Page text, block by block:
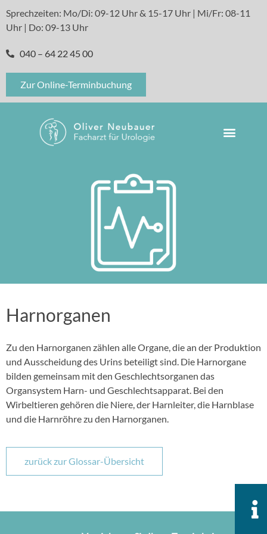
Sprechzeiten: Mo/Di: 09-12 Uhr & 15-17 Uhr | Mi/Fr: 08-11
Uhr | Do: 09-13 Uhr
040 – 64 22 45 00
Zur Online-Terminbuchung
Harnorganen
Zu den Harnorganen zählen alle Organe, die an der Produktion
und Ausscheidung des Urins beteiligt sind. Die Harnorgane
bilden gemeinsam mit den Geschlechtsorganen das
Organsystem Harn- und Geschlechtsapparat. Bei den
Wirbeltieren gehören die Niere, der Harnleiter, die Harnblase
und die Harnröhre zu den Harnorganen.
zurück zur Glossar-Übersicht